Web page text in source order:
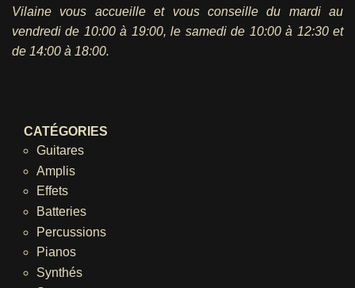
Vilaine vous accueille et vous conseille du mardi au
vendredi de 10:00 à 19:00, le samedi de 10:00 à 12:30 et
de 14:00 à 18:00.
CATÉGORIES
Guitares
Amplis
Effets
Batteries
Percussions
Pianos
Synthés